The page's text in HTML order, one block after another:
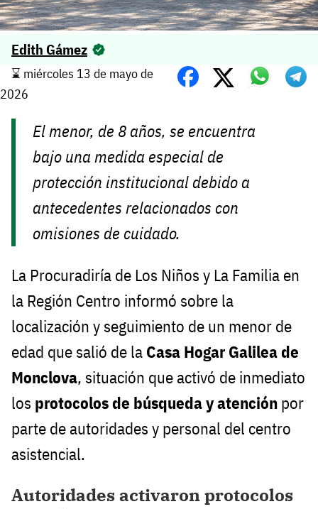
Edith Gámez
⌛️ miércoles 13 de mayo de
2026
El menor, de 8 años, se encuentra
bajo una medida especial de
protección institucional debido a
antecedentes relacionados con
omisiones de cuidado.
La Procuradiría de Los Niños y La Familia en
la Región Centro informó sobre la
localización y seguimiento de un menor de
edad que salió de la Casa Hogar Galilea de
Monclova, situación que activó de inmediato
los protocolos de búsqueda y atención por
parte de autoridades y personal del centro
asistencial.
Autoridades activaron protocolos